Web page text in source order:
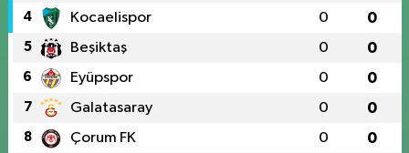
4 Kocaelispor 0 0
5 Beşiktaş 0 0
6 Eyüpspor 0 0
7 Galatasaray 0 0
8 Çorum FK 0 0